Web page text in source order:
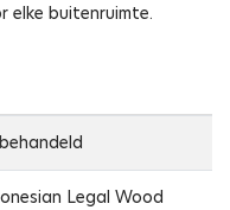
elke buitenruimte.
Legal Wood